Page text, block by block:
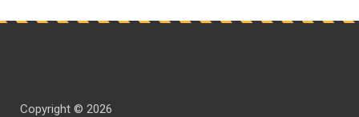
Copyright © 2026